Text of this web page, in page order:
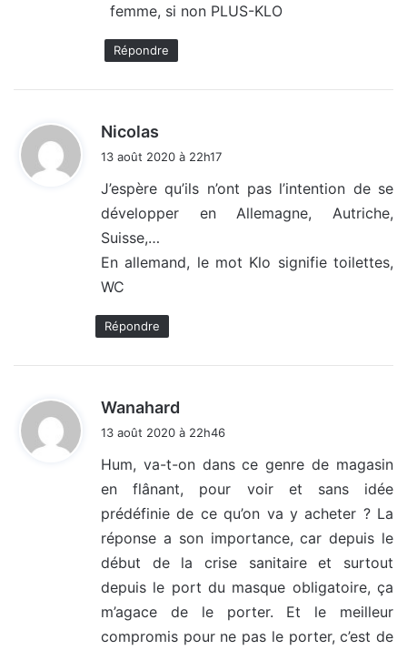
:
femme, si non PLUS-KLO
Répondre
Nicolas
:
13 août 2020 à 22h17
J’espère qu’ils n’ont pas l’intention de se
développer en Allemagne, Autriche,
Suisse,…
En allemand, le mot Klo signifie toilettes,
WC
Répondre
Wanahard
i
13 août 2020 à 22h46
Hum, va-t-on dans ce genre de magasin
en flânant, pour voir et sans idée
prédéfinie de ce qu’on va y acheter ? La
réponse a son importance, car depuis le
début de la crise sanitaire et surtout
depuis le port du masque obligatoire, ça
m’agace de le porter. Et le meilleur
compromis pour ne pas le porter, c’est de